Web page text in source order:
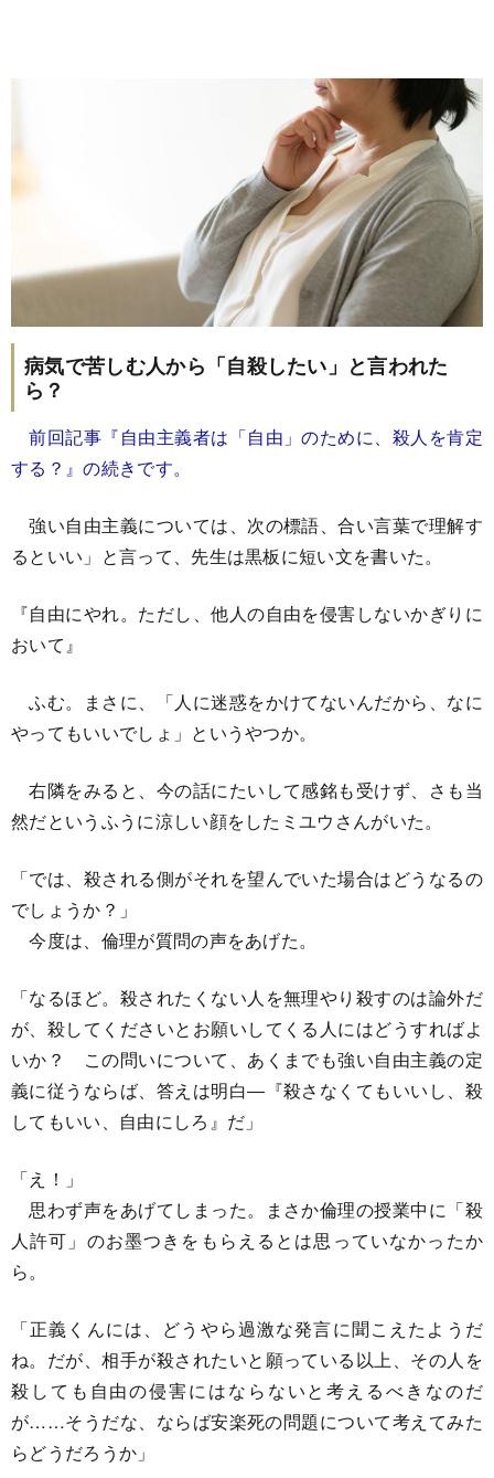
病気で苦しむ人から「自殺したい」と言われた
ら？
前回記事『自由主義者は「自由」のために、殺人を肯定
する？』の続きです。
強い自由主義については、次の標語、合い言葉で理解す
るといい」と言って、先生は黒板に短い文を書いた。
『自由にやれ。ただし、他人の自由を侵害しないかぎりに
おいて』
ふむ。まさに、「人に迷惑をかけてないんだから、なに
やってもいいでしょ」というやつか。
右隣をみると、今の話にたいして感銘も受けず、さも当
然だというふうに涼しい顔をしたミユウさんがいた。
「では、殺される側がそれを望んでいた場合はどうなるの
でしょうか？」
今度は、倫理が質問の声をあげた。
「なるほど。殺されたくない人を無理やり殺すのは論外だ
が、殺してくださいとお願いしてくる人にはどうすればよ
いか？ この問いについて、あくまでも強い自由主義の定
義に従うならば、答えは明白―『殺さなくてもいいし、殺
してもいい、自由にしろ』だ」
「え！」
思わず声をあげてしまった。まさか倫理の授業中に「殺
人許可」のお墨つきをもらえるとは思っていなかったか
ら。
「正義くんには、どうやら過激な発言に聞こえたようだ
ね。だが、相手が殺されたいと願っている以上、その人を
殺しても自由の侵害にはならないと考えるべきなのだ
が……そうだな、ならば安楽死の問題について考えてみた
らどうだろうか」